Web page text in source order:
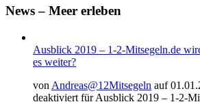
News – Meer erleben
Ausblick 2019 – 1-2-Mitsegeln.de
es weiter?
von Andreas@12Mitsegeln auf
deaktiviert für Ausblick 2019 – 1-2-